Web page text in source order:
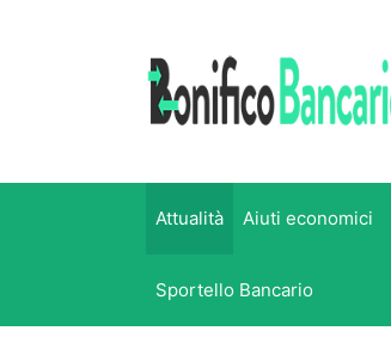
Attualità Aiuti economici
Sportello Bancario